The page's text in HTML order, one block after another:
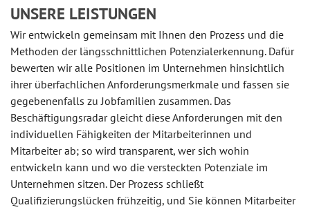
UNSERE LEISTUNGEN
Wir entwickeln gemeinsam mit Ihnen den Prozess und die
Methoden der längsschnittlichen Potenzialerkennung. Dafür
bewerten wir alle Positionen im Unternehmen hinsichtlich
ihrer überfachlichen Anforderungsmerkmale und fassen sie
gegebenenfalls zu Jobfamilien zusammen. Das
Beschäftigungsradar gleicht diese Anforderungen mit den
individuellen Fähigkeiten der Mitarbeiterinnen und
Mitarbeiter ab; so wird transparent, wer sich wohin
entwickeln kann und wo die versteckten Potenziale im
Unternehmen sitzen. Der Prozess schließt
Qualifizierungslücken frühzeitig, und Sie können Mitarbeiter